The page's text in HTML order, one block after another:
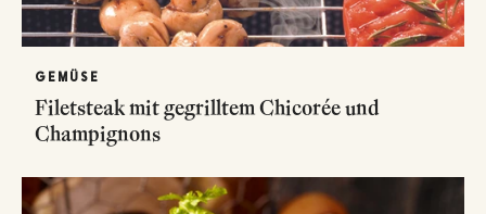
GEMÜSE
Filetsteak mit gegrilltem Chicorée und
Champignons